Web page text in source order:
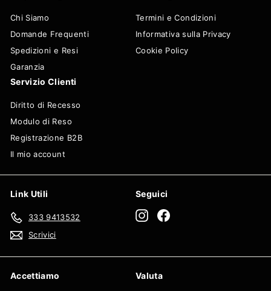
Chi Siamo
Domande Frequenti
Spedizioni e Resi
Garanzia
Termini e Condizioni
Informativa sulla Privacy
Cookie Policy
Servizio Clienti
Diritto di Recesso
Modulo di Reso
Registrazione B2B
Il mio account
Link Utili
333 9413532
Scrivici
Seguici
Instagram
Accettiamo Valuta